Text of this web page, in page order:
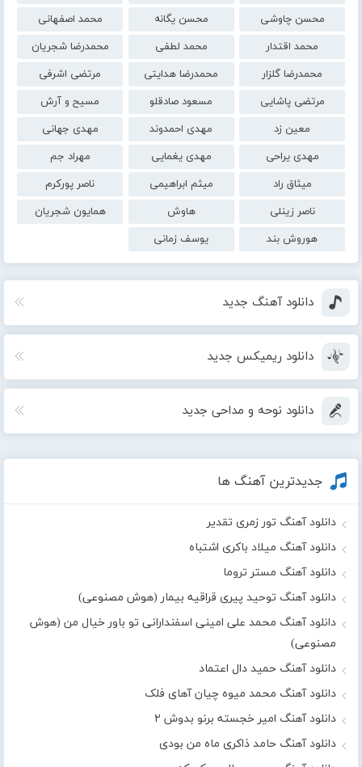
محسن چاوشی
محسن یگانه
محمد اصفهانی
محمد اقتدار
محمد لطفی
محمدرضا شجریان
محمدرضا گلزار
محمدرضا هدایتی
مرتضی اشرفی
مرتضی پاشایی
مسعود صادقلو
مسیح و آرش
معین زد
مهدی احمدوند
مهدی جهانی
مهدی یراحی
مهدی یغمایی
مهراد جم
میثاق راد
میثم ابراهیمی
ناصر پورکرم
ناصر زینلی
هاوش
همایون شجریان
هوروش بند
یوسف زمانی
دانلود آهنگ جدید
دانلود ریمیکس جدید
دانلود نوحه و مداحی جدید
جدیدترین آهنگ ها
دانلود آهنگ تور زمری تقدیر
دانلود آهنگ میلاد باکری اشتباه
دانلود آهنگ مستر تروما
دانلود آهنگ توحید پیری قراقیه بیمار (هوش مصنوعی)
دانلود آهنگ محمد علی امینی اسفندارانی تو باور خیال من (هوش
مصنوعی)
دانلود آهنگ حمید دال اعتماد
دانلود آهنگ محمد میوه چیان آهای فلک
دانلود آهنگ امیر خجسته برنو بدوش ۲
دانلود آهنگ حامد ذاکری ماه من بودی